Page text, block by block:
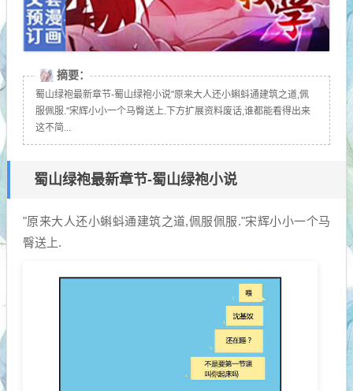
摘要：
蜀山绿袍最新章节-蜀山绿袍小说"原来大人还小蝌蚪通建筑之道,佩
服佩服."宋辉小小一个马臀送上.下方扩展资料废话,谁都能看得出来
这不简...
蜀山绿袍最新章节-蜀山绿袍小说
"原来大人还小蝌蚪通建筑之道,佩服佩服."宋辉小小一个马
臀送上.